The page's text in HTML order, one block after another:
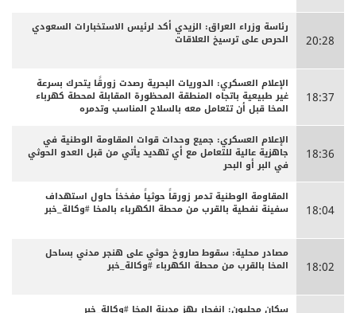
20:28
رئاسة وزراء العراق: الزيدي أكد لرئيس الاستخبارات السعودي
الحرص على ترسيخ العلاقات
18:37
الإعلام العسكري: الدوريات البحرية رصدت زورقًا يتحرك بسرعة
غير طبيعية باتجاه المنطقة المحظورة المقابلة لمحطة كهرباء
المخا قبل أن تتعامل معه بالسلاح المناسب وتدمره
18:36
الإعلام العسكري: جميع وحدات قوات المقاومة الوطنية في
جاهزية عالية للتعامل مع أي تهديد يأتي من قبل العدو الحوثي
في البر أو البحر
18:04
المقاومة الوطنية تدمر زورقاً حوثياً مفخخاً حاول استهداف
سفينة نفطية بالقرب من محطة الكهرباء بالمخا #وكالة_خبر
18:02
مصادر محلية: سقوط صاروخ حوثي على هنجر مدني بساحل
المخا بالقرب من محطة الكهرباء #وكالة_خبر
سكان محليون: انفجار يهز مدينة المخا #وكالة_خبر